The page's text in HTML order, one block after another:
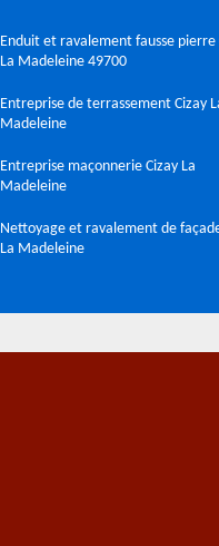
Enduit et ravalement fausse pierre
La Madeleine 49700
Entreprise de terrassement Cizay
Madeleine
Entreprise maçonnerie Cizay La
Madeleine
Nettoyage et ravalement de
La Madeleine